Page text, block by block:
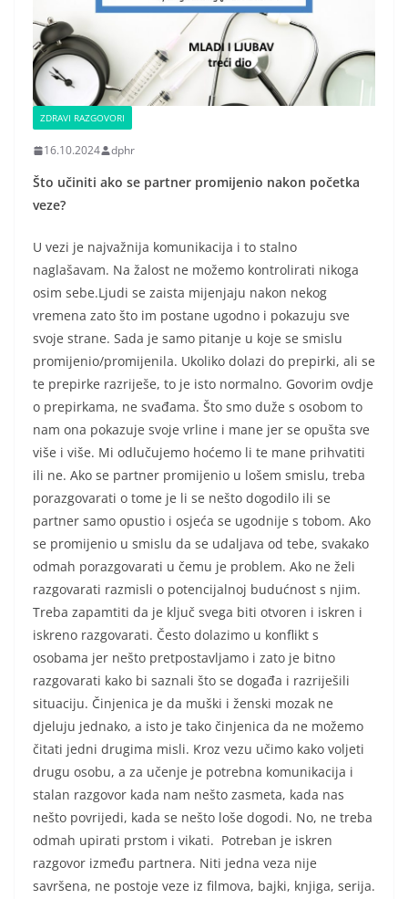
ZDRAVI RAZGOVORI
16.10.2024 dphr
Što učiniti ako se partner promijenio nakon početka
veze?
U vezi je najvažnija komunikacija i to stalno
naglašavam. Na žalost ne možemo kontrolirati nikoga
osim sebe.Ljudi se zaista mijenjaju nakon nekog
vremena zato što im postane ugodno i pokazuju sve
svoje strane. Sada je samo pitanje u koje se smislu
promijenio/promijenila. Ukoliko dolazi do prepirki, ali se
te prepirke razriješe, to je isto normalno. Govorim ovdje
o prepirkama, ne svađama. Što smo duže s osobom to
nam ona pokazuje svoje vrline i mane jer se opušta sve
više i više. Mi odlučujemo hoćemo li te mane prihvatiti
ili ne. Ako se partner promijenio u lošem smislu, treba
porazgovarati o tome je li se nešto dogodilo ili se
partner samo opustio i osjeća se ugodnije s tobom. Ako
se promijenio u smislu da se udaljava od tebe, svakako
odmah porazgovarati u čemu je problem. Ako ne želi
razgovarati razmisli o potencijalnoj budućnost s njim.
Treba zapamtiti da je ključ svega biti otvoren i iskren i
iskreno razgovarati. Često dolazimo u konflikt s
osobama jer nešto pretpostavljamo i zato je bitno
razgovarati kako bi saznali što se događa i razriješili
situaciju. Činjenica je da muški i ženski mozak ne
djeluju jednako, a isto je tako činjenica da ne možemo
čitati jedni drugima misli. Kroz vezu učimo kako voljeti
drugu osobu, a za učenje je potrebna komunikacija i
stalan razgovor kada nam nešto zasmeta, kada nas
nešto povrijedi, kada se nešto loše dogodi. No, ne treba
odmah upirati prstom i vikati. Potreban je iskren
razgovor između partnera. Niti jedna veza nije
savršena, ne postoje veze iz filmova, bajki, knjiga, serija.